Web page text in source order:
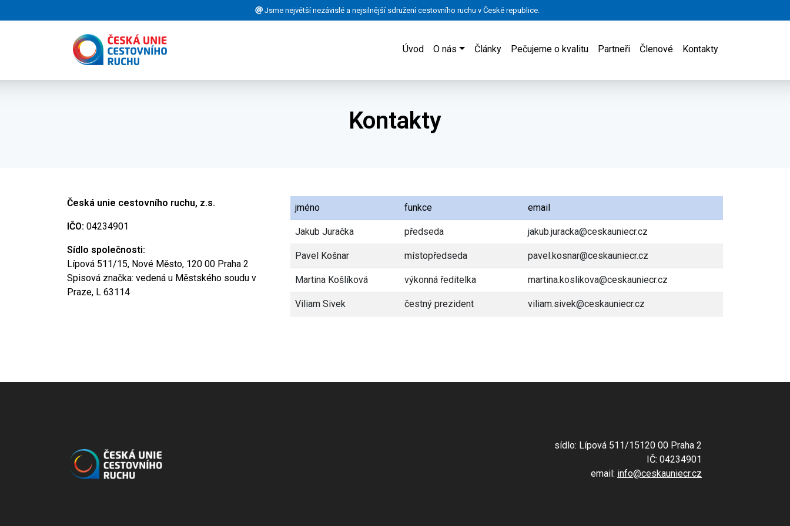
Jsme největší nezávislé a nejsilnější sdružení cestovního ruchu v České republice.
Úvod O nás Články Pečujeme o kvalitu Partneři Členové Kontakty(current)
Kontakty
Česká unie cestovního ruchu, z.s.
IČO: 04234901
Sídlo společnosti:
Lípová 511/15, Nové Město, 120 00 Praha 2
Spisová značka: vedená u Městského soudu v
Praze, L 63114
jméno funkce email
Jakub Juračka předseda jakub.juracka@ceskauniecr.cz
Pavel Košnar místopředseda pavel.kosnar@ceskauniecr.cz
Martina Košlíková výkonná ředitelka martina.koslikova@ceskauniecr.cz
Viliam Sivek čestný prezident viliam.sivek@ceskauniecr.cz
sídlo: Lípová 511/15120 00 Praha 2
IČ: 04234901
email: info@ceskauniecr.cz